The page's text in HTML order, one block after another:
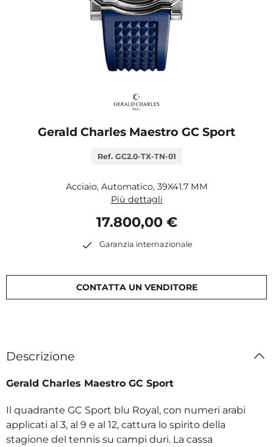
Gerald Charles Maestro GC Sport
Ref. GC2.0-TX-TN-01
Acciaio, Automatico, 39X41.7 MM
Più dettagli
17.800,00 €
Garanzia internazionale
CONTATTA UN VENDITORE
Descrizione
Gerald Charles Maestro GC Sport
Il quadrante GC Sport blu Royal, con numeri arabi
applicati al 3, al 9 e al 12, cattura lo spirito della
stagione del tennis su campi duri. La cassa